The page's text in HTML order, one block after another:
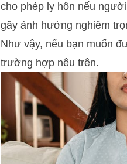
cho phép ly hôn nếu
gây ảnh hưởng nghiêm
Như vậy, nếu bạn muốn
trường hợp nêu trên.